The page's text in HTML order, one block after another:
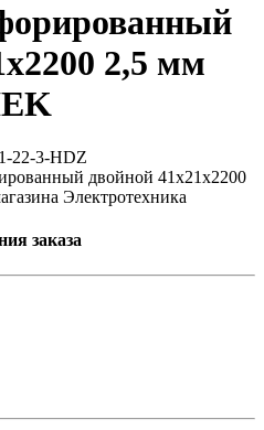
2,5 мм
22-3-HDZ
заказа